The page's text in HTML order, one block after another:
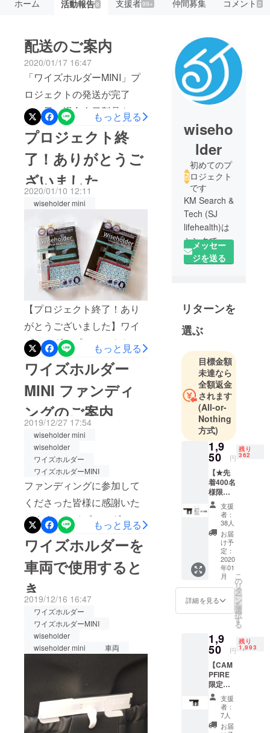
ホーム 活動報告8 支援者99+ 仲間募集 コメント 2
配送のご案内
2020/01/17 16:47
「ワイズホルダーMINI」プ
ロジェクトの発送が完了
し、早い場合今日製品を受
け取った方もいると思いま
す。もしや、製品を受け
取ってから磁石がないなど
の不具合や手違いが確認さ
れた場合キャンプファイ
アー内「メッセージで意見
や質問を送る」までお問い
合わせください。ご支援い
ただいてありがとうござい
ました。
もっと見る
プロジェクト終
了！ありがとうご
ざいました
2020/01/10 12:11
wiseholder mini
【プロジェクト終了！あり
がとうございました】ワイ
ズホルダープロジェクト
が、皆さまのご声援のおか
げで成功裏に終了しまし
た。応援してくださった皆
様、誠にありがとうござい
ました。お礼の気持ちを込
めて、予想より早くリター
ン品の送付準備をしており
ます。今週から準備を完了
して、来週末までにすべて
の皆さまに受け取っていた
だけるよう配送を完了した
いと思います。ほとんどは
来週末までに製品を受けれ
るとみられますが、もし1月
21日までリターンを受けな
かった方はメッセージを
送ってくだされば確認いた
します。新製品「ワイズホ
ルダーMINI」の最初のユー
ザーになってくださったパ
トロン様に、もう一度感謝
いたします。使うほどに満
もっと見る
ワイズホルダー
MINI ファンディ
ングのご案内
2019/12/27 17:54
wiseholder mini
wiseholder
ワイズホルダー
ワイズホルダーMINI
ファンディングに参加して
くださった皆様に感謝いた
します。ワイズホルダー
MINIのプロジェクトがあと4
日しか残っていません。本
プロジェクトはAll or
nothingで進行される関係
で、ファンディング期間内
に目標金額に達することが
できないとプロジェクトが
キャンセルされます。プロ
ジェクトが無事に完了する
よう、連休期間に積極的に
Facebookと使用している
SNSアカウントを通じて多
もっと見る
ワイズホルダーを
車両で使用すると
き
2019/12/16 16:47
ワイズホルダー
ワイズホルダーMINI
wiseholder
wiseholder mini
車両
wiseho
lder
初めてのプ
ロジェクト
です
KM Search &
Tech (SJ
lifehealth)は
シンクで使
うさまざま
なゴミ袋を
するために
「ワイズホ
はじめ、忙
しい日常に
ゆとりをく
れる製品開
発に力を注
いでいま
す。
「ワイズホ
ルダー」は
生ごみが出
るキッチン
の他にも、
車、バス
ルーム、デ
スク、ベ
ビーカーな
ど幅広く使
えます。衛
生的なゴミ
になる病院
でも、医療
廃棄物など
を分離して
処理する際
に便利で
メッセー
ジを送る
リターンを
選ぶ
目標金額
未達なら
全額返金
されます
(All-or-
Nothing
方式)
1,9
50 円
残り
362
【★先
着400名
様限
定】 ワ
イズホ
ルダー
MINI +
ワイズ
袋（10
枚）
セット
※送料無
料 ■内
容物
「ワイ
ズホル
MINI」
×1個
(色：
Dark
Chocol
ate /
White) *
スペア
吸盤 +
吸着
支援
者：
38人
お届
け予
定：
2020
年01
月
詳細を見る
こ
の
リ
タ
ー
ン
を
選
択
す
る
1,9
50 円
残り
1,993
【CAM
PFIRE
限定価
格】
「ワイ
ズホル
ダー
支援
者：
7人
お届